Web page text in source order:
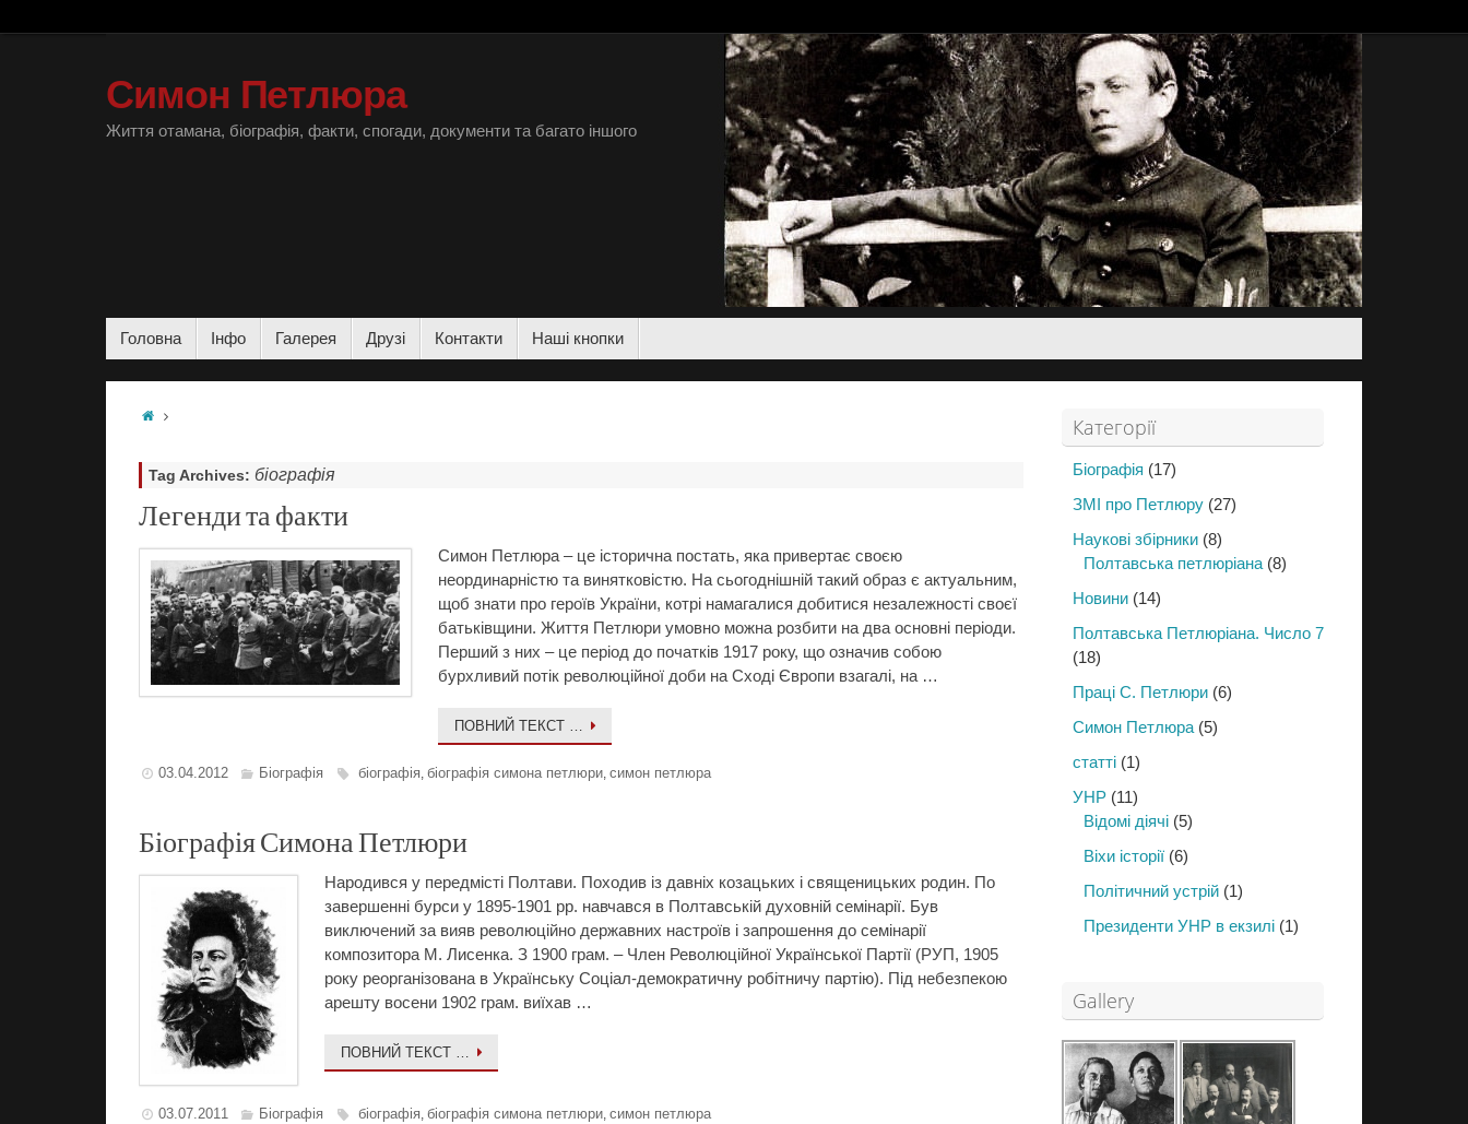
Симон Петлюра
Життя отамана, біографія, факти, спогади, документи та багато іншого
Головна Інфо Галерея Друзі Контакти Наші кнопки
Tag Archives: біографія
Легенди та факти
Симон Петлюра – це історична постать, яка привертає своєю
неординарністю та винятковістю. На сьогоднішній такий образ є актуальним,
щоб знати про героїв України, котрі намагалися добитися незалежності своєї
батьківщини. Життя Петлюри умовно можна розбити на два основні періоди.
Перший з них – це період до початків 1917 року, що означив coбою
бурхливий потік революційної доби на Сході Європи взагалі, на …
ПОВНИЙ ТЕКСТ …
03.04.2012 Біографія біографія, біографія симона петлюри, симон петлюра
Біографія Симона Петлюри
Народився у передмісті Полтави. Походив із давніх козацьких і священицьких родин. По
завершенні бурси у 1895-1901 рр. навчався в Полтавській духовній семінарії. Був
виключений за вияв революційно державних настроїв і запрошення до семінарії
композитора М. Лисенка. З 1900 грам. – Член Революційної Української Партії (РУП, 1905
року реорганізована в Українську Соціал-демократичну робітничу партію). Під небезпекою
арешту восени 1902 грам. виїхав …
ПОВНИЙ ТЕКСТ …
03.07.2011 Біографія біографія біографія симона петлюри, симон петлюра
Категорії
Біографія (17)
ЗМІ про Петлюру (27)
Наукові збірники (8)
Полтавська петлюріана (8)
Новини (14)
Полтавська Петлюріана. Число 7
(18)
Праці С. Петлюри (6)
Симон Петлюра (5)
статті (1)
УНР (11)
Відомі діячі (5)
Віхи історії (6)
Політичний устрій (1)
Президенти УНР в екзилі (1)
Gallery